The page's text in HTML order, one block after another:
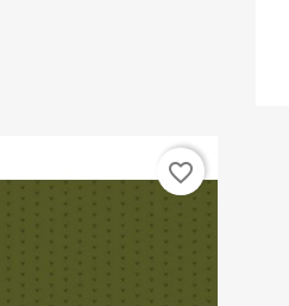
favorite_border